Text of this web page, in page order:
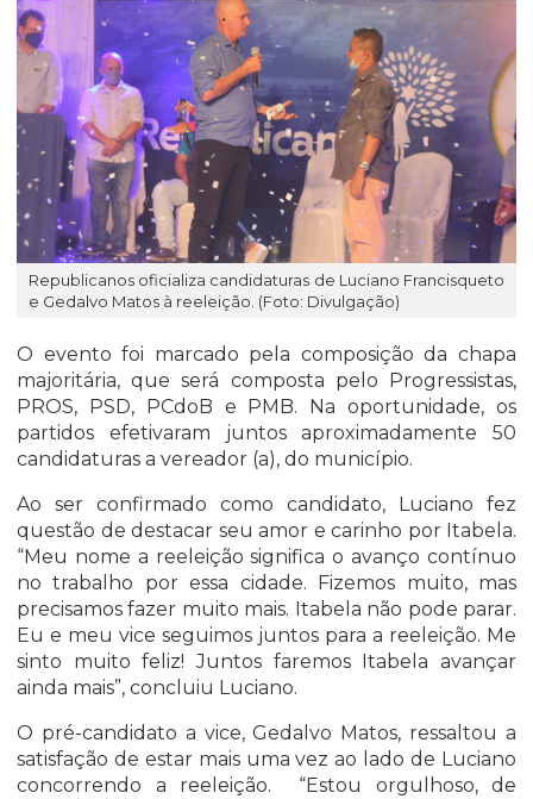
Republicanos oficializa candidaturas de Luciano Francisqueto
e Gedalvo Matos à reeleição. (Foto: Divulgação)
O evento foi marcado pela composição da chapa
majoritária, que será composta pelo Progressistas,
PROS, PSD, PCdoB e PMB. Na oportunidade, os
partidos efetivaram juntos aproximadamente 50
candidaturas a vereador (a), do município.
Ao ser confirmado como candidato, Luciano fez
questão de destacar seu amor e carinho por Itabela.
“Meu nome a reeleição significa o avanço contínuo
no trabalho por essa cidade. Fizemos muito, mas
precisamos fazer muito mais. Itabela não pode parar.
Eu e meu vice seguimos juntos para a reeleição. Me
sinto muito feliz! Juntos faremos Itabela avançar
ainda mais”, concluiu Luciano.
O pré-candidato a vice, Gedalvo Matos, ressaltou a
satisfação de estar mais uma vez ao lado de Luciano
concorrendo a reeleição. “Estou orgulhoso, de